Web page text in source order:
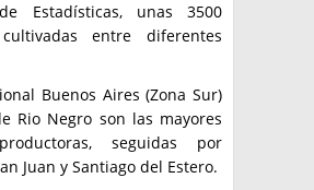
Estadísticas, unas 3500
entre diferentes
Buenos Aires (Zona Sur)
Rio Negro son las mayores
seguidas por
Juan y Santiago del Estero.